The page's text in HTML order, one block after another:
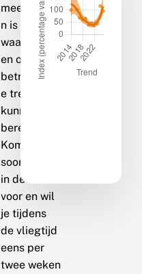
meetpunte
n is
waargenom
en om een
betrouwbar
e trend te
kunnen
berekenen.
Komt de
soort bij jou
in de buurt
voor en wil
je tijdens
de vliegtijd
eens per
twee weken